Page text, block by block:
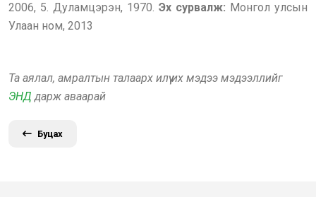
2006, 5. Дуламцэрэн, 1970. Эх сурвалж: Монгол улсын
Улаан ном, 2013
Та аялал, амралтын талаарх илүү их мэдээ мэдээллийг
ЭНД дарж аваарай
Буцах